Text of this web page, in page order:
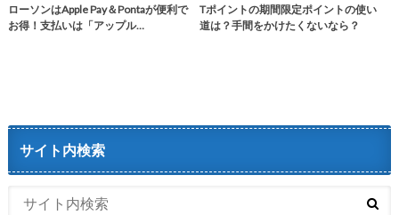
ローソンはApple Pay＆Pontaが便利で
お得！支払いは「アップル…
Tポイントの期間限定ポイントの使い
道は？手間をかけたくないなら？
サイト内検索